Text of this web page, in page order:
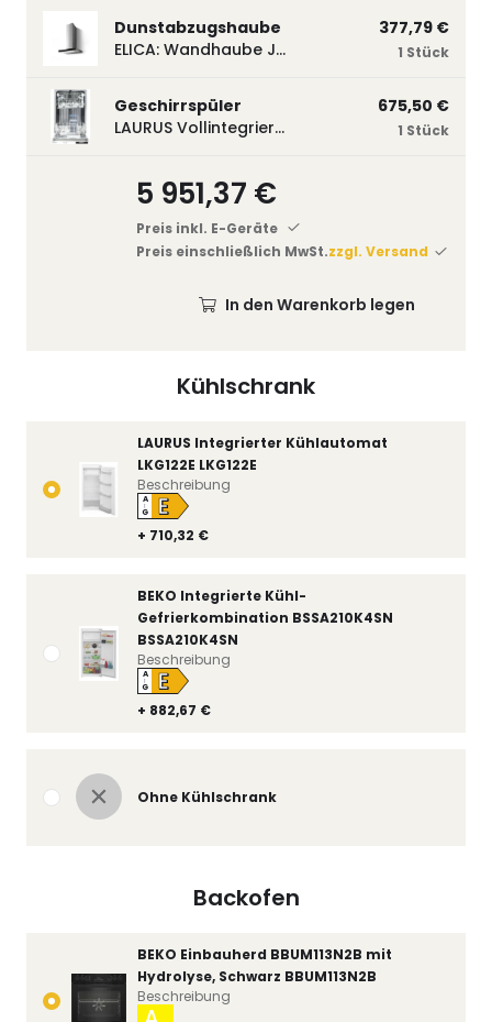
Kühlschrank
LAURUS Integrierter Kühlautomat
LKG122E LKG122E
+ 710,32 €
A
↑
G E
Beschreibung
BEKO Integrierte Kühl-
Gefrierkombination BSSA210K4SN
BSSA210K4SN
+ 882,67 €
A
↑
G E
Beschreibung
Ohne Kühlschrank
Backofen
BEKO Einbauherd BBUM113N2B mit
Hydrolyse, Schwarz BBUM113N2B
Beschreibung
Dunstabzugshaube
ELICA: Wandhaube JOYE 60-A,600 mm breit Edelstahl JOYE60A
377,79 €
1 Stück
Geschirrspüler
LAURUS Vollintegrierter Geschirrspüler LSV45-3, 450 mm breit, 3 Programme LSV45-3
675,50 €
1 Stück
5 951,37 €
Preis inkl. E-Geräte
Preis einschließlich MwSt.zzgl. Versand
In den Warenkorb legen